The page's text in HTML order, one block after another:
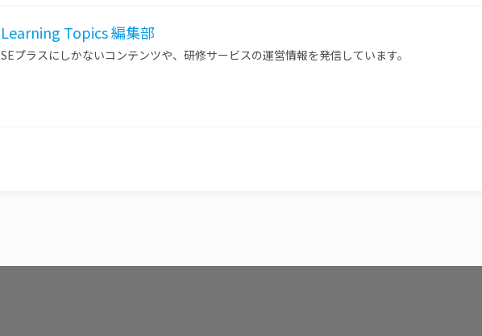
Learning Topics 編集部
SEプラスにしかないコンテンツや、研修サービスの運営情報を発信しています。